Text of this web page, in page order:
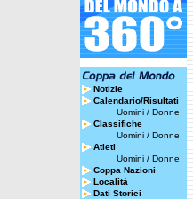
Notizie
Calendario/Risultati
Uomini / Donne
Classifiche
Uomini / Donne
Atleti
Uomini / Donne
Coppa Nazioni
Località
Dati Storici